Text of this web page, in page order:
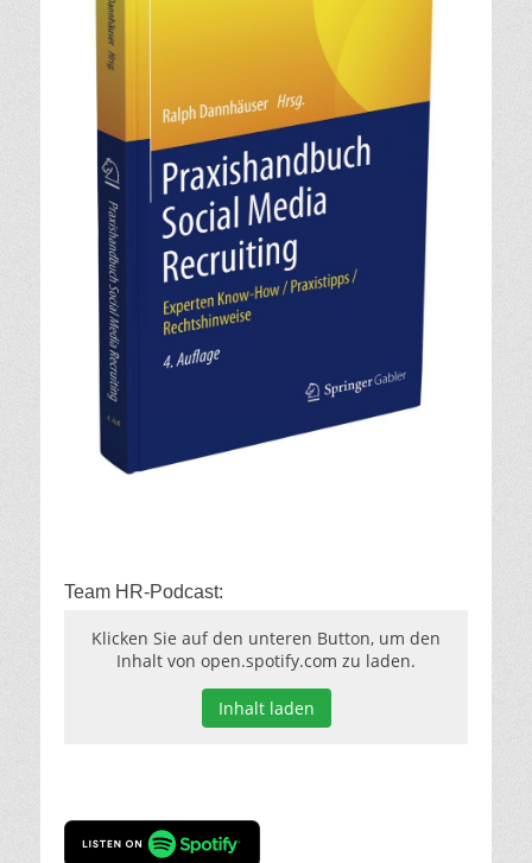
Team HR-Podcast:
Klicken Sie auf den unteren Button, um den
Inhalt von open.spotify.com zu laden.
Inhalt laden